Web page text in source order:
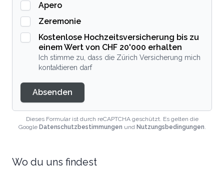
Apero
Zeremonie
Kostenlose Hochzeitsversicherung bis zu
einem Wert von CHF 20'000 erhalten
Ich stimme zu, dass die Zürich Versicherung mich
kontaktieren darf
Absenden
Dieses Formular ist durch reCAPTCHA geschützt. Es gelten die
Google Datenschutzbestimmungen und Nutzungsbedingungen.
Wo du uns findest